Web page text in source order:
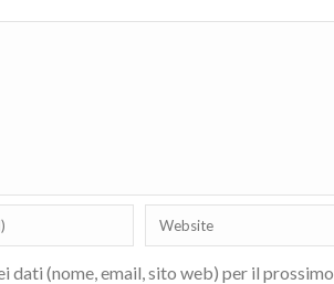
dati (nome, email, sito web) per il prossimo